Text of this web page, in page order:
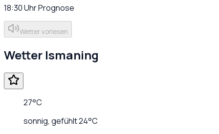
18:30UhrPrognose
Wetter vorlesen
Wetter Ismaning
27°C
sonnig, gefühlt24°C